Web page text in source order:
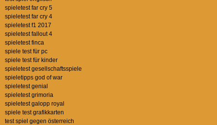
spieletest far cry 5
spieletest far cry 4
spieletest f1 2017
spieletest fallout 4
spieletest finca
spiele test für pc
spiele test für kinder
spieletest gesellschaftsspiele
spieletipps god of war
spieletest genial
spieletest grimoria
spieletest galopp royal
spiele test grafikkarten
test spiel gegen österreich